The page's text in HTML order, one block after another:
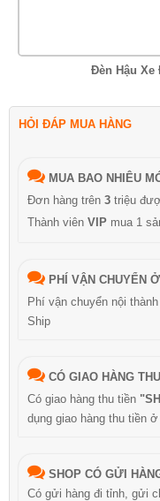
Đèn Hậu Xe
HỎI ĐÁP MUA HÀNG
MUA BAO NHIÊU
Đơn hàng trên 3 triệu
Thành viên VIP mua 1
PHÍ VẬN CHUYỂN
Phí vận chuyển nội
Ship
CÓ GIAO HÀNG
Có giao hàng thu tiền
dụng giao hàng thu tiền
SHOP CÓ GỬI
Có gửi hàng đi tỉnh, gửi